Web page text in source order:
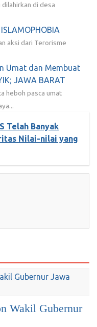
di desa
aksi dari Terorisme
Umat dan Membuat
JAWA BARAT
heboh pasca umat
Telah Banyak
Nilai-nilai yang
Wakil Gubernur